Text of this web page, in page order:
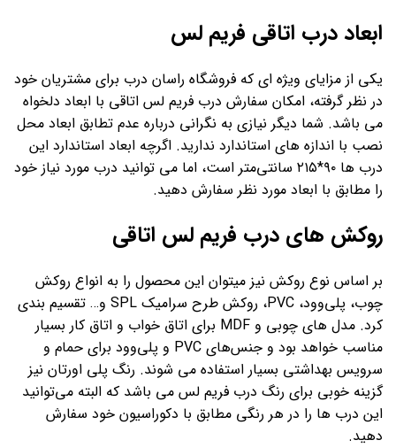
ابعاد درب اتاقی فریم لس
یکی از مزایای ویژه ای که فروشگاه راسان درب برای مشتریان خود
در نظر گرفته، امکان سفارش درب فریم لس اتاقی با ابعاد دلخواه
می باشد. شما دیگر نیازی به نگرانی درباره عدم تطابق ابعاد محل
نصب با اندازه های استاندارد ندارید. اگرچه ابعاد استاندارد این
درب ها ۹۰*۲۱۵ سانتی‌متر است، اما می توانید درب مورد نیاز خود
را مطابق با ابعاد مورد نظر سفارش دهید.
روکش های درب فریم لس اتاقی
بر اساس نوع روکش نیز میتوان این محصول را به انواع روکش
چوب، پلی‌وود، PVC، روکش طرح سرامیک SPL و… تقسیم بندی
کرد. مدل های چوبی و MDF برای اتاق خواب و اتاق کار بسیار
مناسب خواهد بود و جنس‌های PVC و پلی‌وود برای حمام و
سرویس بهداشتی بسیار استفاده می شوند. رنگ پلی اورتان نیز
گزینه خوبی برای رنگ درب فریم لس می باشد که البته می‌توانید
این درب ها را در هر رنگی مطابق با دکوراسیون خود سفارش
دهید.